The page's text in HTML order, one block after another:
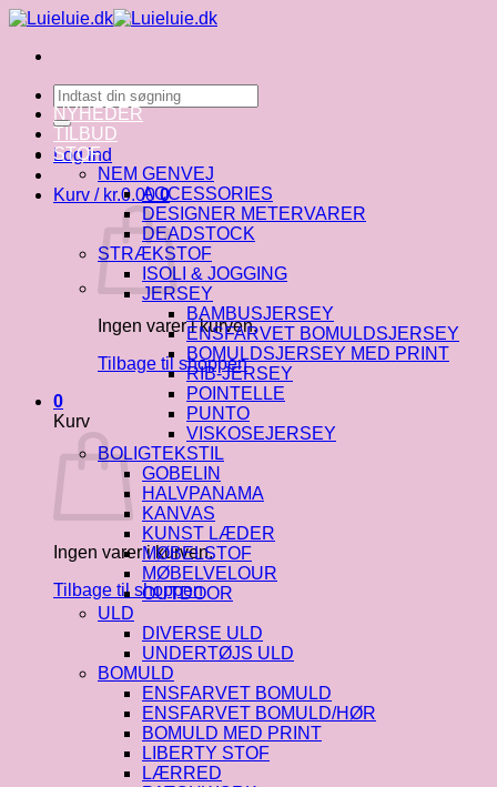
Fortsæt
indhold
Søg
efter:
Log ind
Kurv / kr.0.00 0
Ingen varer i kurven.
Tilbage til shoppen
0
Kurv
Ingen varer i kurven.
Tilbage til shoppen
NYHEDER
TILBUD
STOF
NEM GENVEJ
ACCESSORIES
DESIGNER METERVARER
DEADSTOCK
STRÆKSTOF
ISOLI & JOGGING
JERSEY
BAMBUSJERSEY
ENSFARVET BOMULDSJERSEY
BOMULDSJERSEY MED PRINT
RIB-JERSEY
POINTELLE
PUNTO
VISKOSEJERSEY
BOLIGTEKSTIL
GOBELIN
HALVPANAMA
KANVAS
KUNST LÆDER
MØBELSTOF
MØBELVELOUR
OUTDOOR
ULD
DIVERSE ULD
UNDERTØJS ULD
BOMULD
ENSFARVET BOMULD
ENSFARVET BOMULD/HØR
BOMULD MED PRINT
LIBERTY STOF
LÆRRED